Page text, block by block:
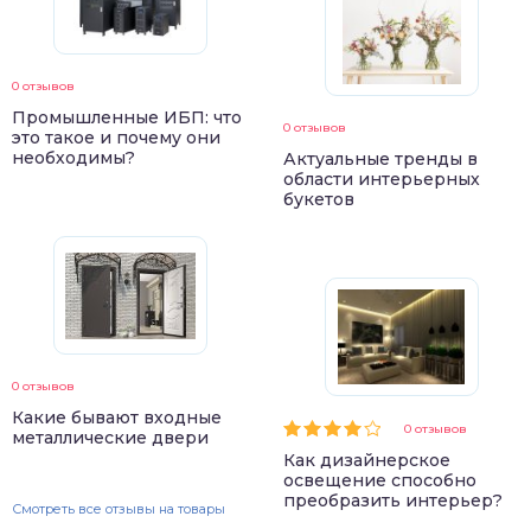
0 отзывов
Промышленные ИБП: что
это такое и почему они
необходимы?
0 отзывов
Какие бывают входные
металлические двери
Смотреть все отзывы на товары
0 отзывов
Актуальные тренды в
области интерьерных
букетов
0 отзывов
Как дизайнерское
освещение способно
преобразить интерьер?